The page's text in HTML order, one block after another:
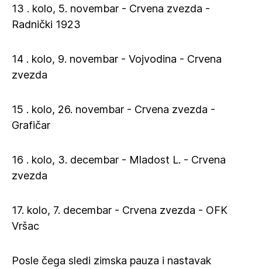
13 . kolo, 5. novembar - Crvena zvezda -
Radnički 1923
14 . kolo, 9. novembar - Vojvodina - Crvena
zvezda
15 . kolo, 26. novembar - Crvena zvezda -
Grafičar
16 . kolo, 3. decembar - Mladost L. - Crvena
zvezda
17. kolo, 7. decembar - Crvena zvezda - OFK
Vršac
Posle čega sledi zimska pauza i nastavak